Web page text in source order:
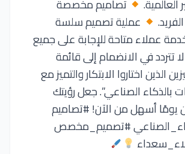
تصاميم مخصصة
عملية تصميم سلسة
عملاء متاحة للإجابة على جميع
تتردد في الانضمام إلى قائمة
الذين اختاروا الابتكار والتميز مع
بالذكاء الصناعي”. جعل رؤيتك
يومًا أسهل من الآن! #تصاميم
#تصميم_مخصص